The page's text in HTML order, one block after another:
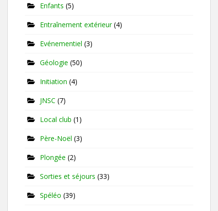
Enfants (5)
Entraînement extérieur(4)
Evénementiel (3)
Géologie (50)
Initiation (4)
JNSC (7)
Local club (1)
Père-Noël (3)
Plongée (2)
Sorties et séjours (33)
Spéléo (39)